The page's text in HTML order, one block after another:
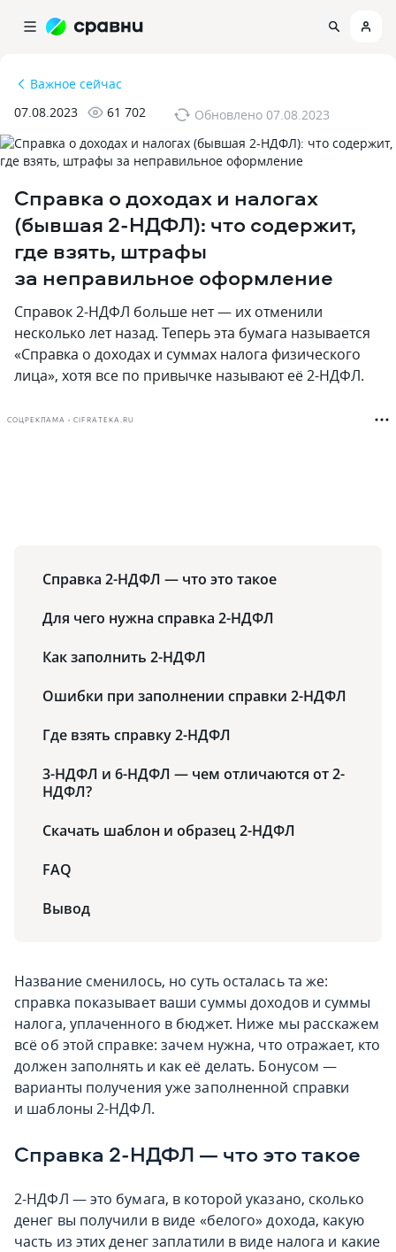
Важное сейчас
07.08.2023
61 702 Обновлено 07.08.2023
Справка о доходах и налогах
(бывшая 2-НДФЛ): что содержит,
где взять, штрафы
за неправильное оформление
Справок 2-НДФЛ больше нет — их отменили
несколько лет назад. Теперь эта бумага называется
«Справка о доходах и суммах налога физического
лица», хотя все по привычке называют её 2-НДФЛ.
СОЦРЕКЛАМА • CIFRATEKA.RU
Справка 2-НДФЛ — что это такое
Для чего нужна справка 2-НДФЛ
Как заполнить 2-НДФЛ
Ошибки при заполнении справки 2-НДФЛ
Где взять справку 2-НДФЛ
3-НДФЛ и 6-НДФЛ — чем отличаются от 2-
НДФЛ?
Скачать шаблон и образец 2-НДФЛ
FAQ
Вывод
Название сменилось, но суть осталась та же:
справка показывает ваши суммы доходов и суммы
налога, уплаченного в бюджет. Ниже мы расскажем
всё об этой справке: зачем нужна, что отражает, кто
должен заполнять и как её делать. Бонусом —
варианты получения уже заполненной справки
и шаблоны 2-НДФЛ.
Справка 2-НДФЛ — что это такое
2-НДФЛ — это бумага, в которой указано, сколько
денег вы получили в виде «белого» дохода, какую
часть из этих денег заплатили в виде налога и какие